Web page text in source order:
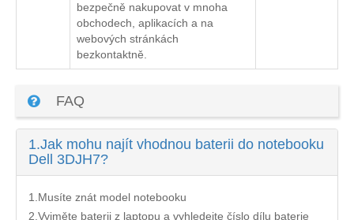
bezpečně nakupovat v mnoha
obchodech, aplikacích a na
webových stránkách
bezkontaktně.
FAQ
1.Jak mohu najít vhodnou baterii do notebooku
Dell 3DJH7?
1.Musíte znát model notebooku
2.Vyjměte baterii z laptopu a vyhledejte číslo dílu baterie